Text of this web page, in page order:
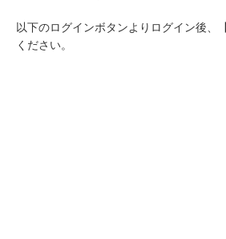
以下のログインボタンよりログイン後、
ください。